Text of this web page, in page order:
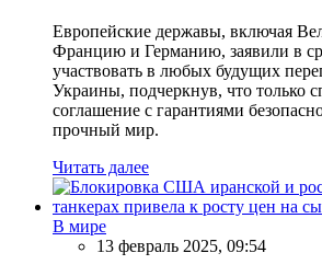
Европейские державы, включая
Францию и Германию, заявили в
участвовать в любых будущих
Украины, подчеркнув, что только
соглашение с гарантиями
прочный мир.
Читать далее
В мире
13 февраль 2025, 09:54